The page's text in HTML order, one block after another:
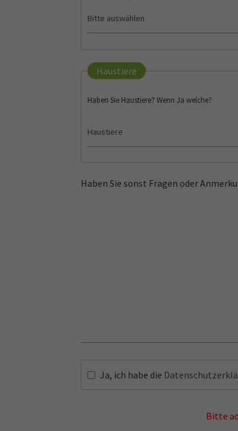
Haustiere
Haben Sie Haustiere? Wenn Ja welche?
Haben Sie sonst Fragen oder
Ja, ich habe die
Bitte
Treten Sie